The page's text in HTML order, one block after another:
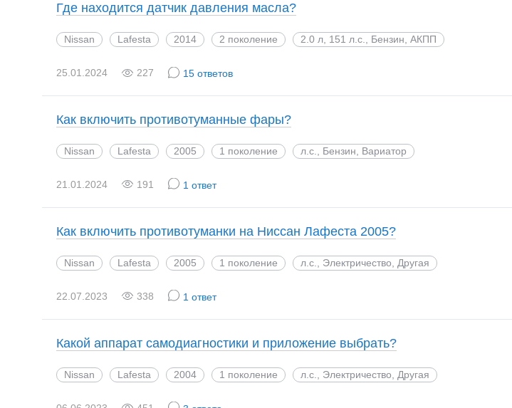
Где находится датчик давления масла?
Nissan Lafesta 2014 2 поколение 2.0 л, 151 л.с., Бензин, АКПП
25.01.2024 227 15 ответов
Как включить противотуманные фары?
Nissan Lafesta 2005 1 поколение л.с., Бензин, Вариатор
21.01.2024 191 1 ответ
Как включить противотуманки на Ниссан Лафеста 2005?
Nissan Lafesta 2005 1 поколение л.с., Электричество, Другая
22.07.2023 338 1 ответ
Какой аппарат самодиагностики и приложение выбрать?
Nissan Lafesta 2004 1 поколение л.с., Электричество, Другая